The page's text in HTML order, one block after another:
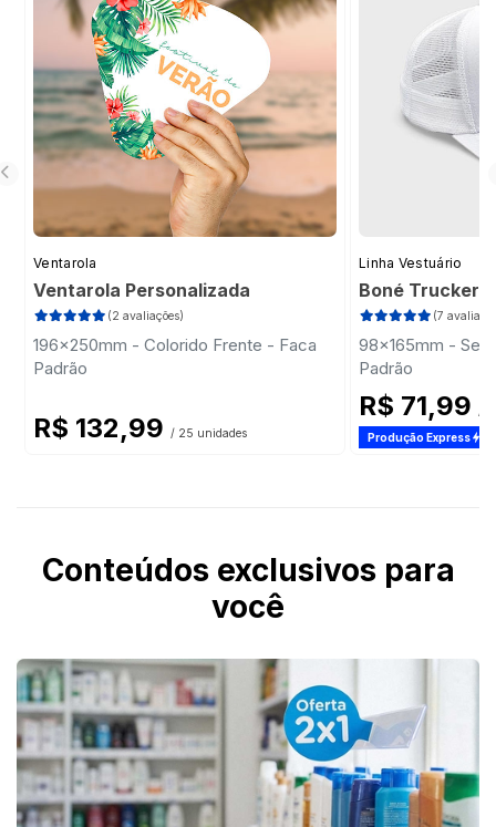
Ventarola
Ventarola Personalizada
(2 avaliações)
196x250mm - Colorido Frente - Faca
Padrão
R$ 132,99 / 25 unidades
Linha Vestuário
Boné Trucker
(7
98x165mm -
Padrão
R$ 71,99
Produção Express
Conteúdos exclusivos para
você